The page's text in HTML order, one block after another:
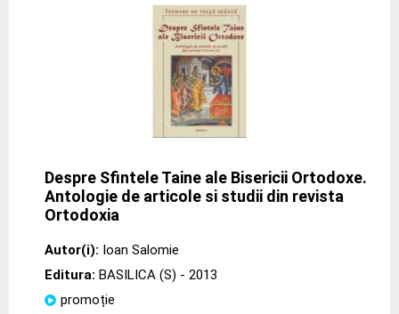
Despre Sfintele Taine ale Bisericii Ortodoxe.
Antologie de articole si studii din revista
Ortodoxia
Autor(i): Ioan Salomie
Editura: BASILICA (S) - 2013
promoție